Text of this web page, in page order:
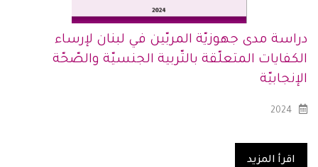
دراسة مدى جهوزيّة المربّين في لبنان لإرساء
الكفايات المتعلّقة بالتّربية الجنسيّة والصّحّة
الإنجابيّة
2024
اقرأ المزيد